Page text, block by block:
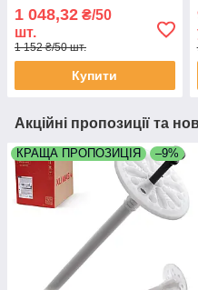
шестигранною головкою
упаковка 50 штук
1 048,32 ₴/50
шт.
1 152 ₴/50 шт.
Купити
Акційні пропозиції та
КРАЩА ПРОПОЗИЦІЯ –9%